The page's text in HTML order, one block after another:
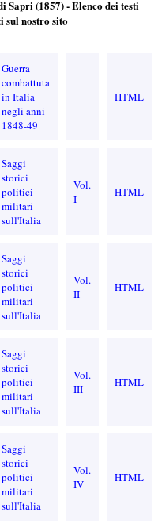
Sapri (1857) - Elenco dei testi
sul nostro sito
Guerra
combattuta
in Italia
negli anni
1848-49
HTML
Saggi
storici
politici
militari
sull'Italia
Vol.
I
HTML
Saggi
storici
politici
militari
sull'Italia
Vol.
II
HTML
Saggi
storici
politici
militari
sull'Italia
Vol.
III
HTML
Saggi
storici
politici
militari
sull'Italia
Vol.
IV
HTML